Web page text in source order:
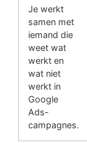
Je werkt
samen met
iemand die
weet wat
werkt en
wat niet
werkt in
Google
Ads-
campagnes.